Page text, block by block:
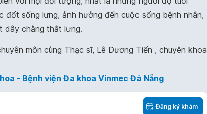
đốt sống lưng, ảnh hưởng đến cuộc sống bệnh nhân,
dây chằng thắt lưng.
môn cùng Thạc sĩ, Lê Dương Tiến , chuyên khoa
- Bệnh viện Đa khoa Vinmec Đà Nẵng
Đăng ký khám